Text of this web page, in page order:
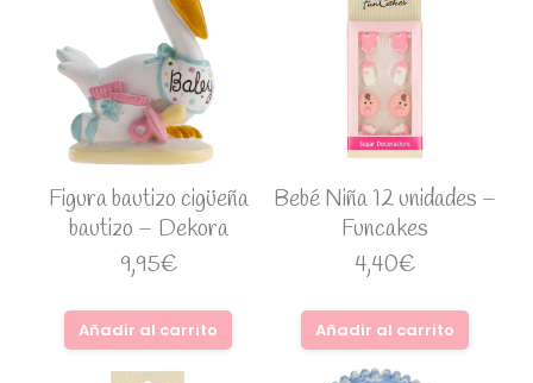
Figura bautizo cigüeña
bautizo – Dekora
9,95€
Añadir al carrito
Bebé Niña 12 unidades –
Funcakes
4,40€
Añadir al carrito